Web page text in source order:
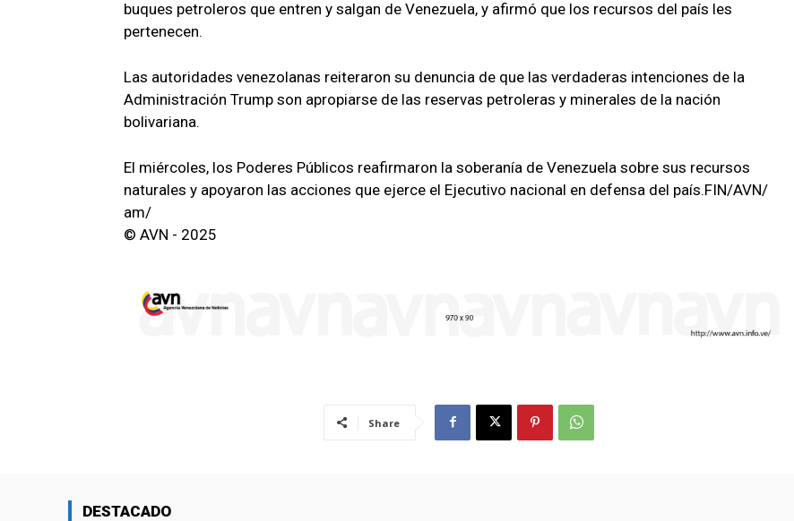
buques petroleros que entren y salgan de Venezuela, y afirmó que los recursos del país les
pertenecen.
Las autoridades venezolanas reiteraron su denuncia de que las verdaderas intenciones de la
Administración Trump son apropiarse de las reservas petroleras y minerales de la nación
bolivariana.
El miércoles, los Poderes Públicos reafirmaron la soberanía de Venezuela sobre sus recursos
naturales y apoyaron las acciones que ejerce el Ejecutivo nacional en defensa del país.FIN/AVN/
am/
© AVN - 2025
Share
DESTACADO